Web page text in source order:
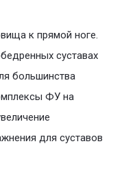
к прямой ноге.
суставах
большинства
ФУ на
для суставов